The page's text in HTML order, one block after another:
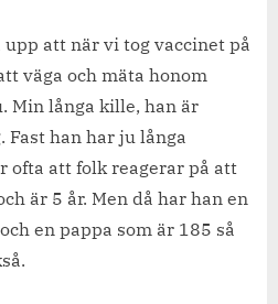
att när vi tog vaccinet på
väga och mäta honom
Min långa kille, han är
Fast han har ju långa
ofta att folk reagerar på att
är 5 år. Men då har han en
en pappa som är 185 så